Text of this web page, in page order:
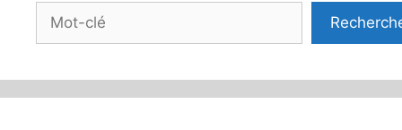
Rechercher